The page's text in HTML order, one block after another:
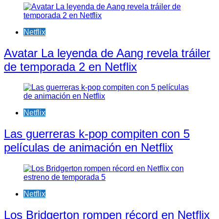
Netflix
Avatar La leyenda de Aang revela tráiler
de temporada 2 en Netflix
Netflix
Las guerreras k-pop compiten con 5
películas de animación en Netflix
Netflix
Los Bridgerton rompen récord en Netflix